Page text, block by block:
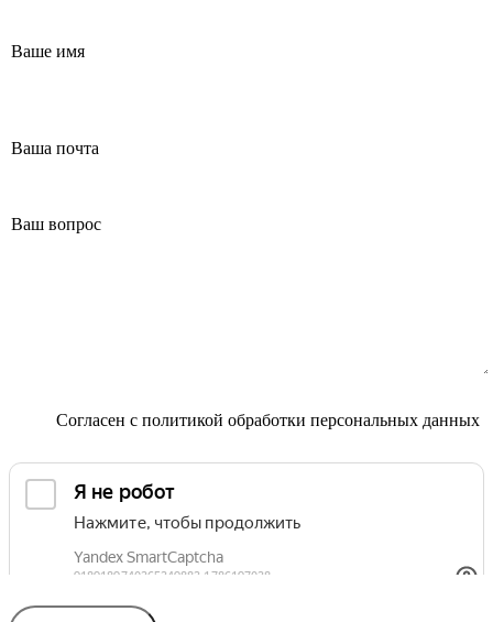
Терапевт
Политика обработки персональных данных
Согласен с политикой обработки персональных данных